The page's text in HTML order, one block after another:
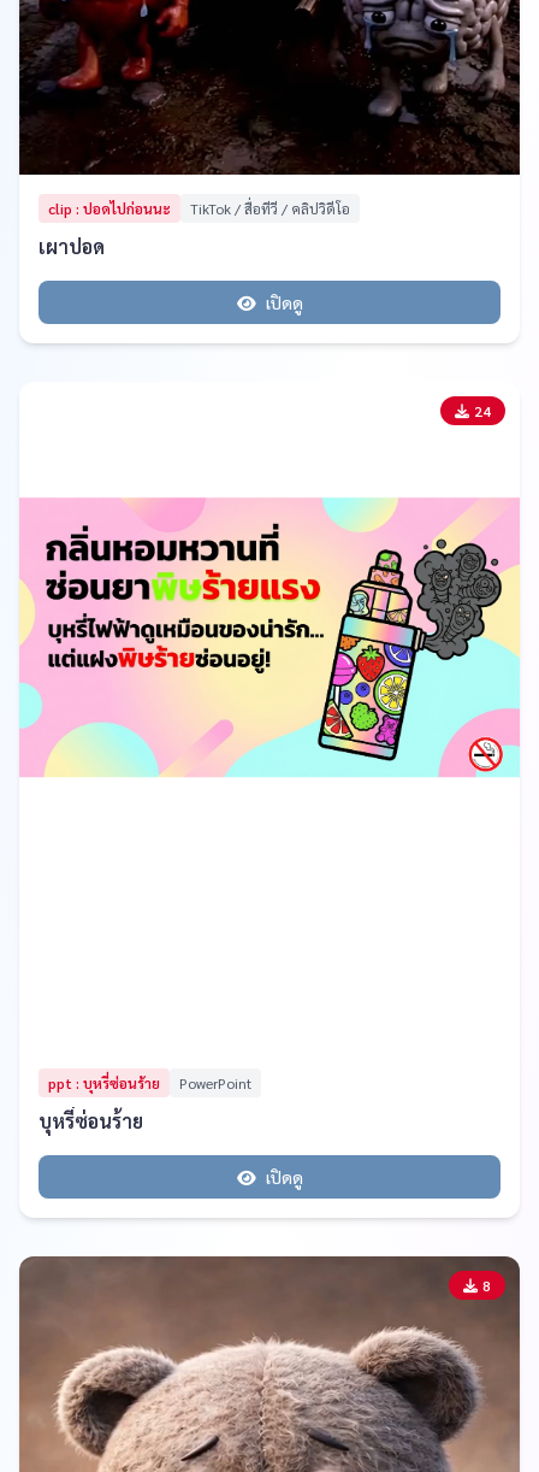
clip : ปอดไปก่อนนะ TikTok / สื่อทีวี / คลิปวิดีโอ
เผาปอด
เปิดดู
24
ppt : บุหรี่ซ่อนร้าย PowerPoint
บุหรี่ซ่อนร้าย
เปิดดู
8